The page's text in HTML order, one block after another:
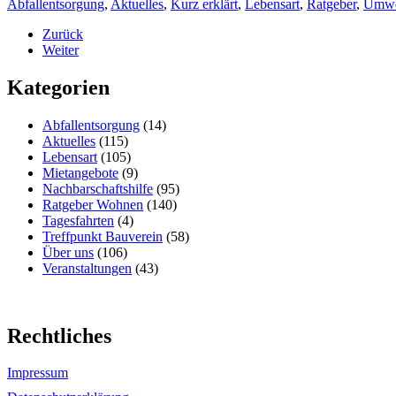
Abfallentsorgung, Aktuelles, Kurz erklärt, Lebensart, Ratgeber,
Zurück
Weiter
Kategorien
Abfallentsorgung (14)
Aktuelles (115)
Lebensart (105)
Mietangebote (9)
Nachbarschaftshilfe (95)
Ratgeber Wohnen (140)
Tagesfahrten (4)
Treffpunkt Bauverein (58)
Über uns (106)
Veranstaltungen (43)
Rechtliches
Impressum